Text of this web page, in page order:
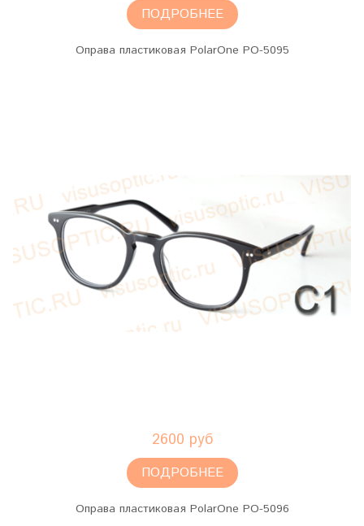
ПОДРОБНЕЕ
Оправа пластиковая PolarOne PO-5095
2600 руб
ПОДРОБНЕЕ
Оправа пластиковая PolarOne PO-5096